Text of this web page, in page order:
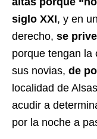
siglo XXI, y en
derecho, se
porque tengan la
sus novias, de
localidad de
acudir a
por la noche a